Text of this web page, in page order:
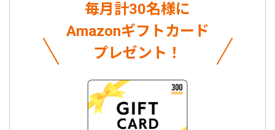
毎月計30名様に
Amazonギフトカード
プレゼント！